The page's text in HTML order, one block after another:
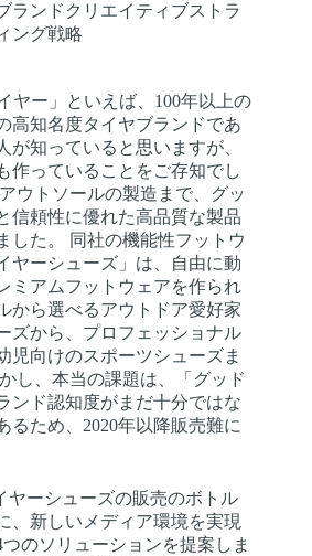
ランドクリエイティブストラ
ング戦略
ヤー」といえば、100年以上の
高知名度タイヤブランドであ
が知っていると思いますが、
作っていることをご存知でし
ウトソールの製造まで、グッ
信頼性に優れた高品質な製品
した。 同社の機能性フットウ
ヤーシューズ」は、自由に動
ミアムフットウェアを作られ
から選べるアウトドア愛好家
ズから、プロフェッショナル
児向けのスポーツシューズま
し、本当の課題は、「グッド
ンド認知度がまだ十分ではな
るため、2020年以降販売難に
ヤーシューズの販売のボトル
、新しいメディア環境を実現
のソリューションを提案しま